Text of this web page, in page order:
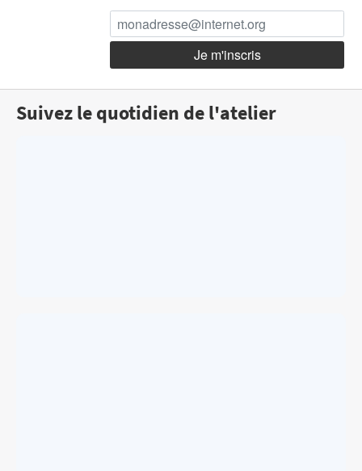
Suivez le quotidien de l'atelier